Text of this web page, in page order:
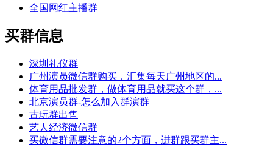
全国网红主播群
买群信息
深圳礼仪群
广州演员微信群购买，汇集每天广州地区的...
体育用品批发群，做体育用品就买这个群，...
北京演员群-怎么加入群演群
古玩群出售
艺人经济微信群
买微信群需要注意的2个方面，进群跟买群主...